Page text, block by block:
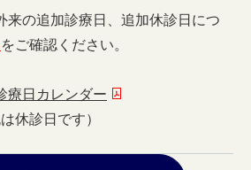
来の追加診療日、追加休診日につ
をご確認ください。
療日カレンダー
休診日です）